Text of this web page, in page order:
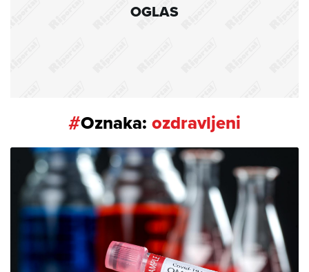
OGLAS
#Oznaka: ozdravljeni